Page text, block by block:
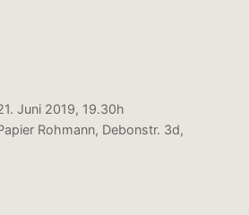
Juni 2019, 19.30h
Rohmann, Debonstr. 3d,